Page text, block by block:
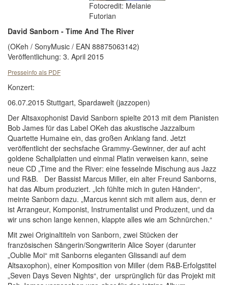
Fotocredit: Melanie
Futorian
David Sanborn - Time And The River
(OKeh / SonyMusic / EAN 88875063142)
Veröffentlichung: 3. April 2015
Presseinfo als PDF
Konzert:
06.07.2015 Stuttgart, Spardawelt (jazzopen)
Der Altsaxophonist David Sanborn spielte 2013 mit dem Pianisten
Bob James für das Label OKeh das akustische Jazzalbum
Quartette Humaine ein, das großen Anklang fand. Jetzt
veröffentlicht der sechsfache Grammy-Gewinner, der auf acht
goldene Schallplatten und einmal Platin verweisen kann, seine
neue CD „Time and the River: eine fesselnde Mischung aus Jazz
und R&B. Der Bassist Marcus Miller, ein alter Freund Sanborns,
hat das Album produziert. „Ich fühlte mich in guten Händen“,
meinte Sanborn dazu. „Marcus kennt sich mit allem aus, denn er
ist Arrangeur, Komponist, Instrumentalist und Produzent, und da
wir uns schon lange kennen, klappte alles wie am Schnürchen.“
Mit zwei Originaltiteln von Sanborn, zwei Stücken der
französischen Sängerin/Songwriterin Alice Soyer (darunter
„Oublie Moi“ mit Sanborns eleganten Glissandi auf dem
Altsaxophon), einer Komposition von Miller (dem R&B-Erfolgstitel
„Seven Days Seven Nights“, der ursprünglich für das Projekt mit